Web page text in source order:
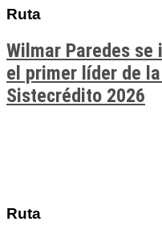
Ruta
Wilmar Paredes
el primer líder de
Sistecrédito 2026
Ruta